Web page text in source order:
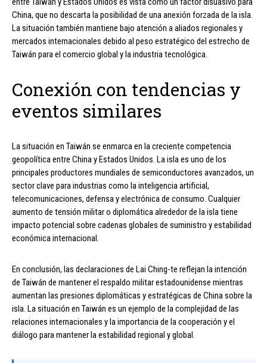
China, que no descarta la posibilidad de una anexión forzada de la isla.
La situación también mantiene bajo atención a aliados regionales y
mercados internacionales debido al peso estratégico del estrecho de
Taiwán para el comercio global y la industria tecnológica.
Conexión con tendencias y
eventos similares
La situación en Taiwán se enmarca en la creciente competencia
geopolítica entre China y Estados Unidos. La isla es uno de los
principales productores mundiales de semiconductores avanzados, un
sector clave para industrias como la inteligencia artificial,
telecomunicaciones, defensa y electrónica de consumo. Cualquier
aumento de tensión militar o diplomática alrededor de la isla tiene
impacto potencial sobre cadenas globales de suministro y estabilidad
económica internacional.
En conclusión, las declaraciones de Lai Ching-te reflejan la intención
de Taiwán de mantener el respaldo militar estadounidense mientras
aumentan las presiones diplomáticas y estratégicas de China sobre la
isla. La situación en Taiwán es un ejemplo de la complejidad de las
relaciones internacionales y la importancia de la cooperación y el
diálogo para mantener la estabilidad regional y global.